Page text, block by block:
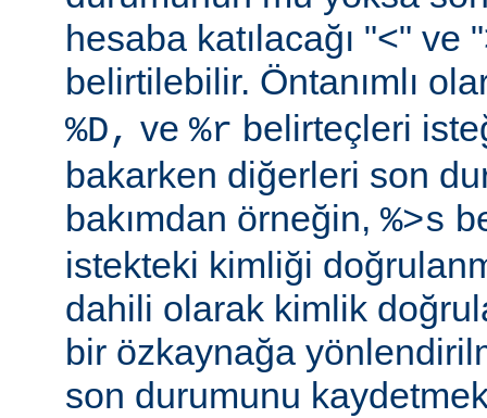
hesaba katılacağı "<"
belirtilebilir. Öntanımlı
%D, ve %r belirteçleri
bakarken diğerleri son
bakımdan örneğin, %>s
istekteki kimliği
dahili olarak kimlik
bir özkaynağa
son durumunu